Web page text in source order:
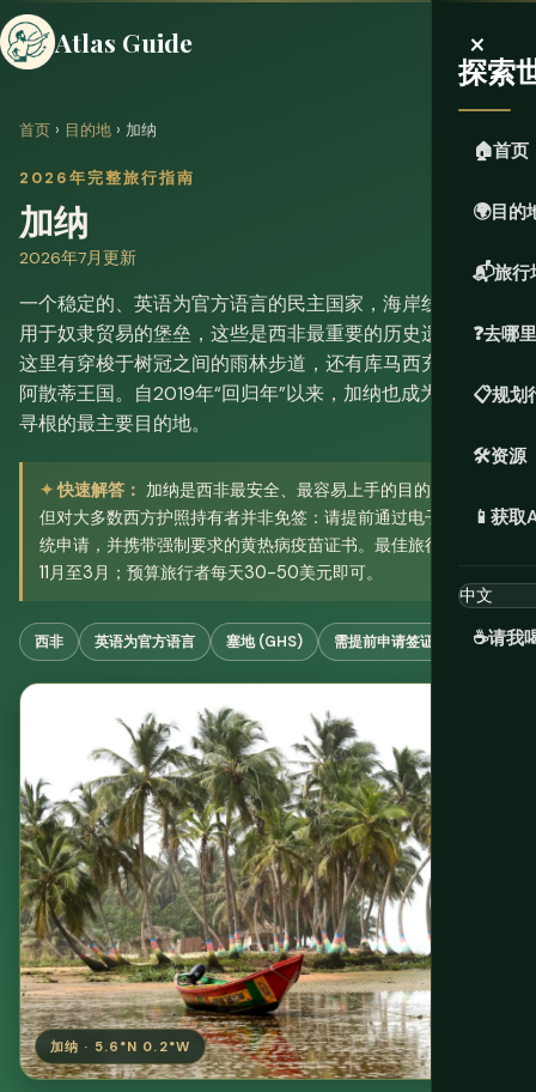
Atlas Guide ×
探索
🏠首页
🌍目的
📬旅行
❓去哪
📋规划
🛠️资源
📱 获取
☕请我
首页 › 目的地 › 加纳
2026年完整旅行指南
加纳
2026年7月更新
一个稳定的、英语为官方语言的民主国家，海岸线上布满曾
用于奴隶贸易的堡垒，这些是西非最重要的历史遗址之一。
这里有穿梭于树冠之间的雨林步道，还有库马西充满活力的
阿散蒂王国。自2019年“回归年”以来，加纳也成为非洲侨民
寻根的最主要目的地。
快速解答： 加纳是西非最安全、最容易上手的目的地之一，
但对大多数西方护照持有者并非免签：请提前通过电子签证系
统申请，并携带强制要求的黄热病疫苗证书。最佳旅行时间为
11月至3月；预算旅行者每天30-50美元即可。
西非 英语为官方语言 塞地 (GHS) 需提前申请签证
加纳 · 5.6°N 0.2°W